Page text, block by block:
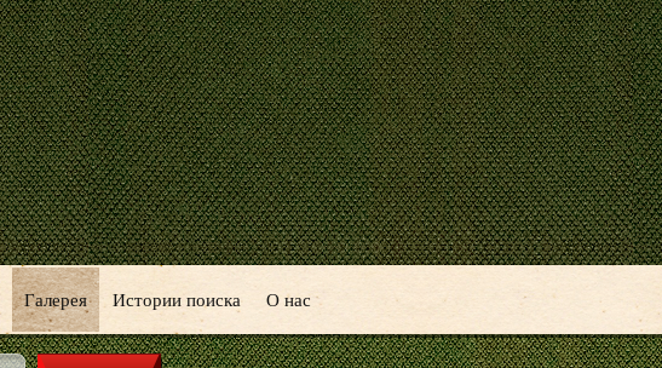
Галерея Истории поиска О нас